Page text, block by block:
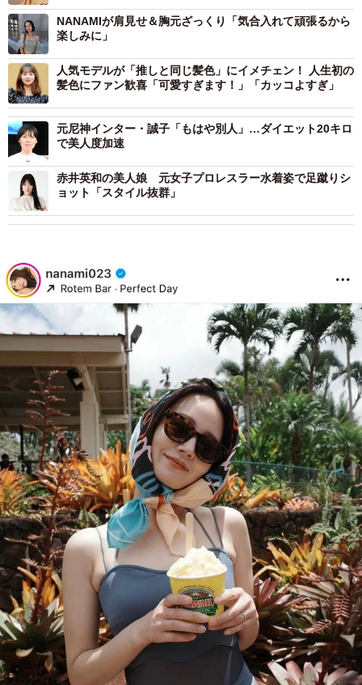
NANAMIが肩見せ＆胸元ざっくり「気合入れて頑張るから
楽しみに」
人気モデルが「推しと同じ髪色」にイメチェン！ 人生初の
髪色にファン歓喜「可愛すぎます！」「カッコよすぎ」
元尼神インター・誠子「もはや別人」…ダイエット20キロ
で美人度加速
赤井英和の美人娘 元女子プロレスラー水着姿で足蹴りシ
ョット「スタイル抜群」